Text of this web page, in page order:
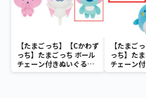
【たまごっち】【Cかわず
っち】たまごっち ボール
チェーン付きぬいぐるみ
～Tamagotchi
【たまご
っち】た
チェーン
～